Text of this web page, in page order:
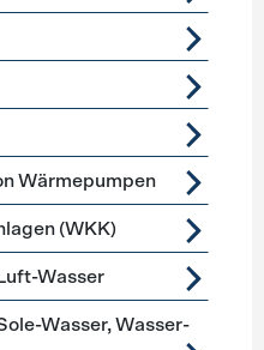
Wärmepumpen
(WKK)
Wasser
Wasser, Wasser-